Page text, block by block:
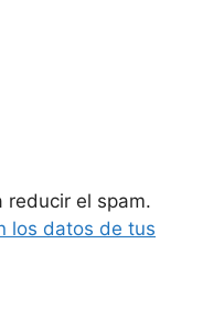
reducir el spam.
los datos de tus